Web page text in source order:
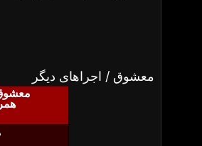
معشوق / اجراهای دیگر
معشوق